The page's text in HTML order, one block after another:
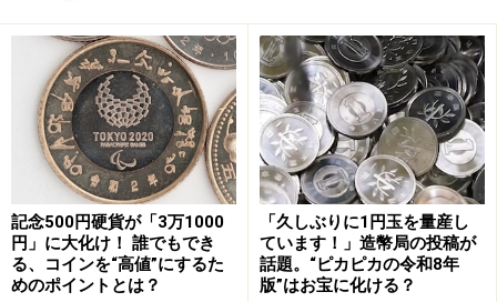
【関連記事はコチラ】
結婚は？○○は？ 20代のホンネに迫る！
・平均年齢は？年齢差は？いまどきの結婚事情
・アカデミー賞候補、菊地凛子はどんな女優？
第9位： そのまんまショック！ 「東国原
知事」人気が全国を席巻（1月～）
1月21日、宮崎県知事に初当選した、そのまんま東改め
東国原英夫氏。選挙戦の公約＝知事報酬の20％削減を
記念500円硬貨が「3万1000
円」に大化け！ 誰でもでき
る、コインを“高値”にするた
めのポイントとは？
「久しぶりに1円玉を量産し
ています！」造幣局の投稿が
話題。“ピカピカの令和8年
版”はお宝に化ける？